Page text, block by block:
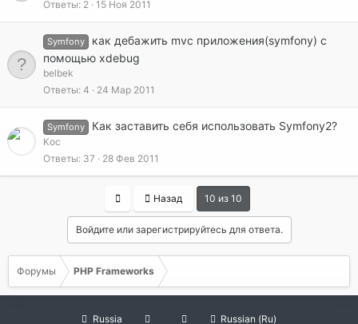
Ответы 2 15 Ноя 2011
Symfony
как дебажить mvc приложения(symfony) с
помощью xdebug
belbek
Ответы 4 24 Мар 2011
Symfony Как заставить себя использовать Symfony2?
Koc
Ответы 37 28 Фев 2011
Назад 10 из 10
Войдите или зарегистрируйтесь для ответа.
Форумы PHP Frameworks
Russia Russian (Ru)